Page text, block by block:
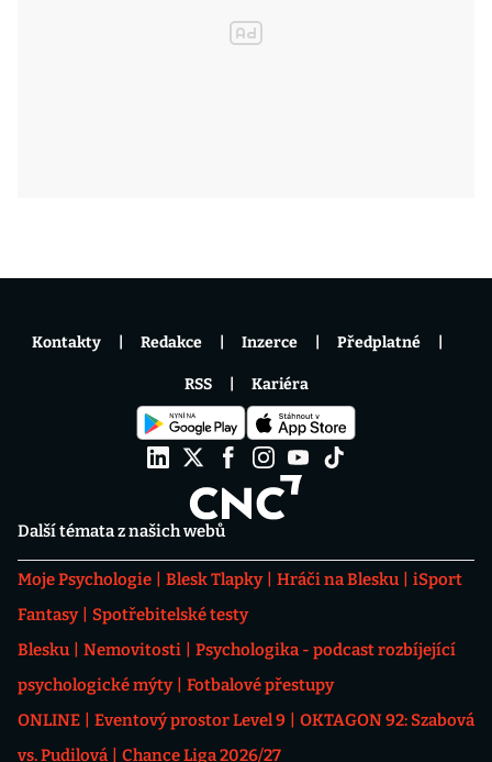
Další témata z našich webů
Moje Psychologie Blesk Tlapky Hráči na Blesku
iSport
Fantasy
Spotřebitelské testy
Blesku
Nemovitosti
Psychologika - podcast rozbíjející
psychologické mýty
Fotbalové přestupy
ONLINE
Eventový prostor Level 9
OKTAGON 92: Szabová
vs. Pudilová
Chance Liga 2026/27
Kontakty Redakce Inzerce Předplatné
RSS Kariéra